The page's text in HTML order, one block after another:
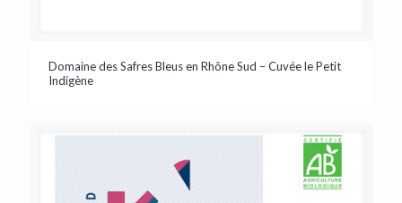
Domaine des Safres Bleus en Rhône Sud – Cuvée le Petit
Indigène